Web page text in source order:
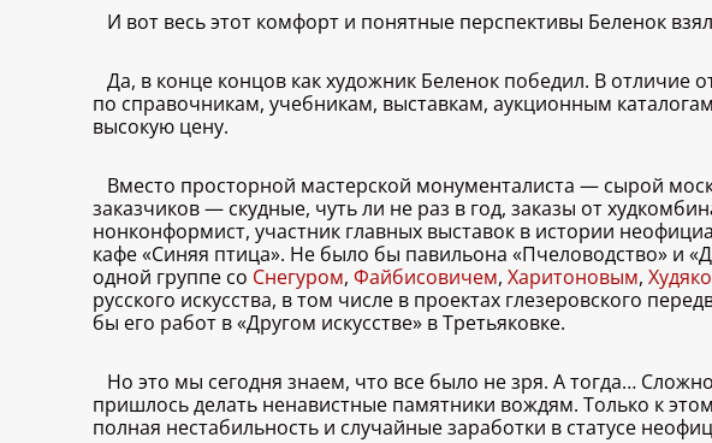
И вот весь этот комфорт и понятные перспективы Беленок
Да, в конце концов как художник Беленок победил. В отличие
по справочникам, учебникам, выставкам, аукционным
высокую цену.
Вместо просторной мастерской монументалиста — сырой
заказчиков — скудные, чуть ли не раз в год, заказы от
нонконформист, участник главных выставок в истории
кафе «Синяя птица». Не было бы павильона «Пчеловодство» и
одной группе со Снегуром, Файбисовичем, Харитоновым,
русского искусства, в том числе в проектах глезеровского
бы его работ в «Другом искусстве» в Третьяковке.
Но это мы сегодня знаем, что все было не зря. А тогда…
пришлось делать ненавистные памятники вождям. Только к
полная нестабильность и случайные заработки в статусе